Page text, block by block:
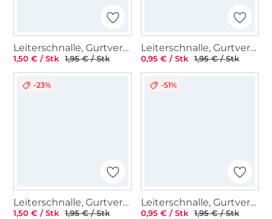
Leiterschnalle, Gurtversteller Metall 40 mm, altmessing gebürstet
1,50 € / Stk 1,95 € / Stk
Leiterschnalle, Gurtversteller Metall 25 mm, silber
0,95 € / Stk 1,95 € / Stk
-23%
Leiterschnalle, Gurtversteller Metall 25 mm, matt schwarz
1,50 € / Stk 1,95 € / Stk
-51%
Leiterschnalle, Gurtversteller Metall 38 mm, altgold
0,95 € / Stk 1,95 € / Stk